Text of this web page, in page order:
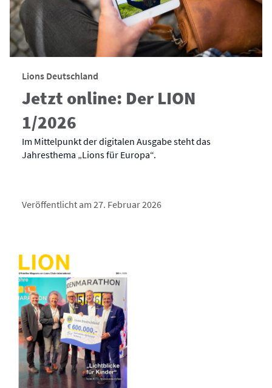
Lions Deutschland
Jetzt online: Der LION
1/2026
Im Mittelpunkt der digitalen Ausgabe steht das
Jahresthema „Lions für Europa“.
Veröffentlicht am 27. Februar 2026